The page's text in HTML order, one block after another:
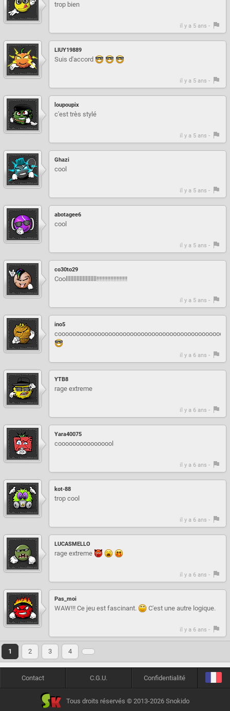
trop bien
il y a 5 ans -
LIUY19889
Suis d'accord
il y a 5 ans -
loupoupix
c'est très stylé
il y a 5 ans -
Ghazi
cool
il y a 5 ans -
abotagee6
cool
il y a 5 ans -
co30to29
Coollllllllllllllllllll!!!!!!!!!!!!!!!!!!!!
il y a 5 ans -
ino5
il y a 6 ans -
YTB8
rage extreme
il y a 6 ans -
Yara40075
coooooooooooooool
il y a 6 ans -
kot-88
trop cool
il y a 6 ans -
LUCASMELLO
rage extreme
il y a 6 ans -
Pas_moi
WAW!!! Ce jeu est fascinant. C'est une autre logique.
il y a 6 ans -
1 2 3 4
Contact C.G.U. Confidentialité
Tous droits réservés © 2013-2026 Snokido